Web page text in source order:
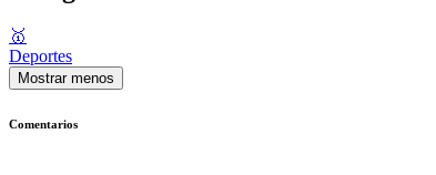
🥇
Deportes
Mostrar menos
Comentarios